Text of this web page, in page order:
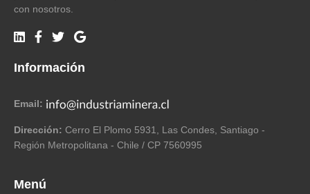
con nosotros.
Información
Email:
Dirección: Cerro El Plomo 5931, Las Condes, Santiago -
Región Metropolitana - Chile / CP 7560995
Menú